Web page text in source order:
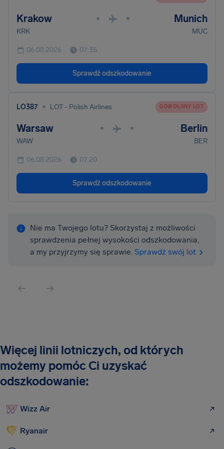
Krakow • • Munich
KRK MUC
06.08.2026 07:35
Sprawdź odszkodowanie
LO387 • LOT - Polish Airlines ODWOŁANY LOT
Warsaw • • Berlin
WAW BER
06.08.2026 07:20
Sprawdź odszkodowanie
Nie ma Twojego lotu? Skorzystaj z możliwości
sprawdzenia pełnej wysokości odszkodowania,
a my przyjrzymy się sprawie. Sprawdź swój lot
Więcej linii lotniczych, od których
możemy pomóc Ci uzyskać
odszkodowanie:
Wizz Air
Ryanair